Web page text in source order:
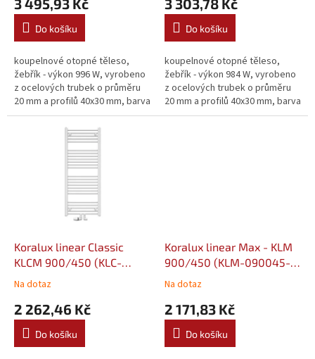
3 495,93 Kč
Do košíku
koupelnové otopné těleso,
žebřík - výkon 996 W, vyrobeno
z ocelových trubek o průměru
20 mm a profilů 40x30 mm, barva
bílá
3 303,78 Kč
Do košíku
koupelnové otopné těleso,
žebřík - výkon 984 W, vyrobeno
z ocelových trubek o průměru
20 mm a profilů 40x30 mm, barva
bílá
Koralux linear Classic
KLCM 900/450 (KLC-
090045-00M10)
Na dotaz
2 262,46 Kč
Do košíku
Koralux linear Max - KLM
900/450 (KLM-090045-
00-10)
Na dotaz
2 171,83 Kč
Do košíku